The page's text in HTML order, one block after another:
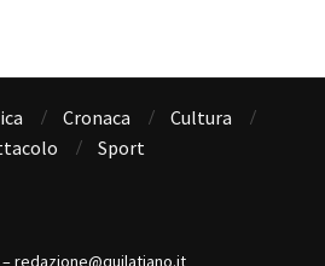
Cronaca
Cultura
Sport